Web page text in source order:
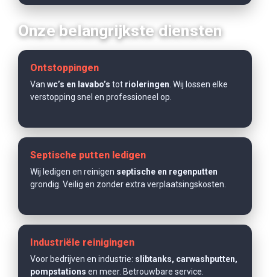
Onze belangrijkste diensten
Ontstoppingen
Van wc’s en lavabo’s tot rioleringen . Wij lossen elke
verstopping snel en professioneel op.
Septische putten ledigen
Wij ledigen en reinigen septische en regenputten
grondig. Veilig en zonder extra verplaatsingskosten.
Industriële reinigingen
Voor bedrijven en industrie: slibtanks, carwashputten,
pompstations en meer. Betrouwbare service.